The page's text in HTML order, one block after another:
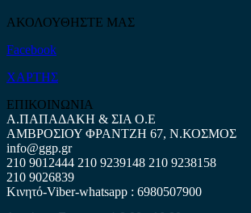
ΑΚΟΛΟΥΘΗΣΤΕ ΜΑΣ
Facebook
ΧΑΡΤΗΣ
ΕΠΙΚΟΙΝΩΝΙΑ
Α.ΠΑΠΑΔΑΚΗ & ΣΙΑ Ο.Ε
ΑΜΒΡΟΣΙΟΥ ΦΡΑΝΤΖΗ 67, Ν.ΚΟΣΜΟΣ
info@ggp.gr
210 9012444 210 9239148 210 9238158
210 9026839
Κινητό-Viber-whatsapp : 6980507900